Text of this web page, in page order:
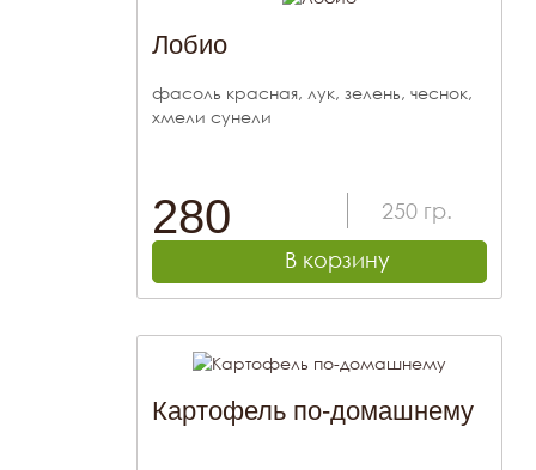
Лобио
фасоль красная, лук, зелень, чеснок,
хмели сунели
280 250 гр.
В корзину
Картофель по-домашнему